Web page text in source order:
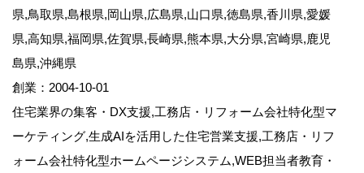
県,鳥取県,島根県,岡山県,広島県,山口県,徳島県,香川県,愛媛
県,高知県,福岡県,佐賀県,長崎県,熊本県,大分県,宮崎県,鹿児
島県,沖縄県
創業：2004-10-01
住宅業界の集客・DX支援,工務店・リフォーム会社特化型マ
ーケティング,生成AIを活用した住宅営業支援,工務店・リフ
ォーム会社特化型ホームページシステム,WEB担当者教育・